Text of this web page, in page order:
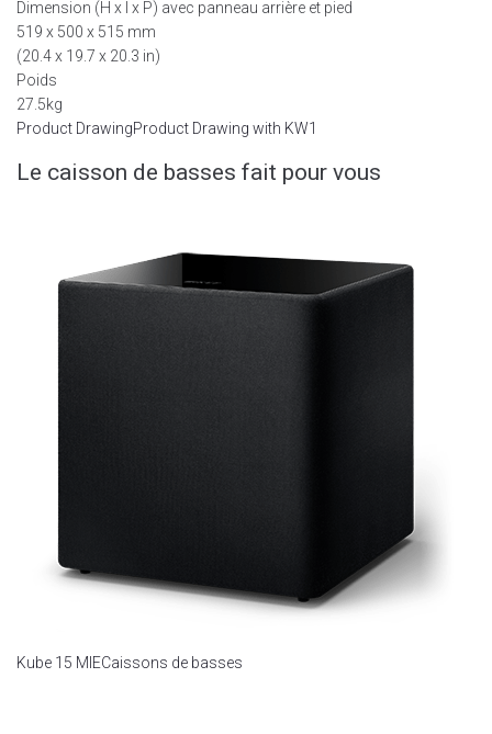
Dimension (H x l x P) avec panneau arrière et pied
519 x 500 x 515 mm
(20.4 x 19.7 x 20.3 in)
Poids
27.5kg
Product DrawingProduct Drawing with KW1
Le caisson de basses fait pour vous
Kube 15 MIECaissons de basses